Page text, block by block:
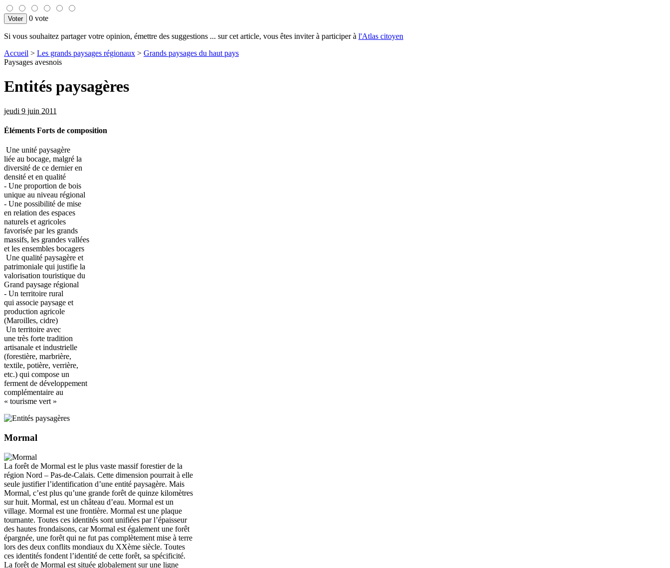
0 vote
Si vous souhaitez partager votre opinion, émettre des suggestions ... sur cet article, vous êtes inviter à participer à l'Atlas citoyen
Accueil > Les grands paysages régionaux > Grands paysages du haut pays
Paysages avesnois
Entités paysagères
jeudi 9 juin 2011
Éléments Forts de composition
Une unité paysagère
liée au bocage, malgré la
diversité de ce dernier en
densité et en qualité
- Une proportion de bois
unique au niveau régional
- Une possibilité de mise
en relation des espaces
naturels et agricoles
favorisée par les grands
massifs, les grandes vallées
et les ensembles bocagers
Une qualité paysagère et
patrimoniale qui justifie la
valorisation touristique du
Grand paysage régional
- Un territoire rural
qui associe paysage et
production agricole
(Maroilles, cidre)
Un territoire avec
une très forte tradition
artisanale et industrielle
(forestière, marbrière,
textile, potière, verrière,
etc.) qui compose un
ferment de développement
complémentaire au
« tourisme vert »
Mormal
La forêt de Mormal est le plus vaste massif forestier de la
région Nord – Pas-de-Calais. Cette dimension pourrait à elle
seule justifier l’identification d’une entité paysagère. Mais
Mormal, c’est plus qu’une grande forêt de quinze kilomètres
sur huit. Mormal, est un château d’eau. Mormal est un
village. Mormal est une frontière. Mormal est une plaque
tournante. Toutes ces identités sont unifiées par l’épaisseur
des hautes frondaisons, car Mormal est également une forêt
épargnée, une forêt qui ne fut pas complètement mise à terre
lors des deux conflits mondiaux du XXème siècle. Toutes
ces identités fondent l’identité de cette forêt, sa spécificité.
La forêt de Mormal est située globalement sur une ligne